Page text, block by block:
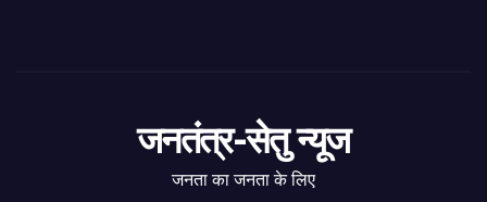
जनतंत्र-सेतु न्यूज
जनता का जनता के लिए